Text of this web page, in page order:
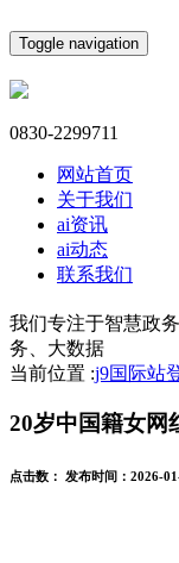
Toggle navigation
0830-2299711
网站首页
关于我们
ai资讯
ai动态
联系我们
我们专注于智慧政
务、大数据
当前位置 :j9国际站
20岁中国籍女网
点击数： 发布时间： 2026-